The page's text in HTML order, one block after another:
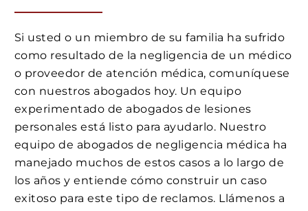
Si usted o un miembro de su familia ha sufrido
como resultado de la negligencia de un médico
o proveedor de atención médica, comuníquese
con nuestros abogados hoy. Un equipo
experimentado de abogados de lesiones
personales está listo para ayudarlo. Nuestro
equipo de abogados de negligencia médica ha
manejado muchos de estos casos a lo largo de
los años y entiende cómo construir un caso
exitoso para este tipo de reclamos. Llámenos a